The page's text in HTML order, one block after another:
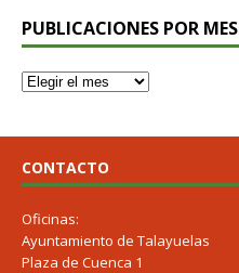
PUBLICACIONES POR MES
CONTACTO
Oficinas:
Ayuntamiento de Talayuelas
Plaza de Cuenca 1